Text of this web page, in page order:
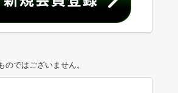
ではございません。